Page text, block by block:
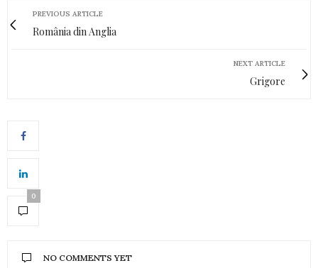
PREVIOUS ARTICLE
România din Anglia
NEXT ARTICLE
Grigore
0
NO COMMENTS YET